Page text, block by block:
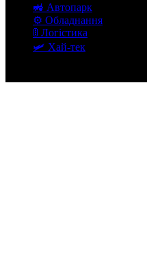
🚜 Автопарк
⚙️ Обладнання
🚦 Логістика
🛩️ Хай-тек